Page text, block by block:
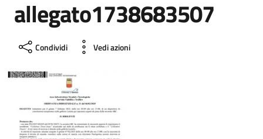
allegato1738683507
Condividi Vedi azioni